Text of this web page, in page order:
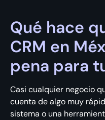
Qué hace
CRM en
pena para
Casi cualquier negocio
cuenta de algo muy
sistema o una